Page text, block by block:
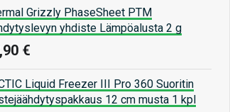
Grizzly PhaseSheet PTM
yhdiste Lämpöalusta 2 g
€
Liquid Freezer III Pro 360 Suoritin
12 cm musta 1 kpl